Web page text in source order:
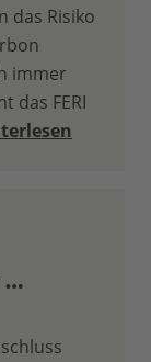
das Risiko
immer
das FERI
…